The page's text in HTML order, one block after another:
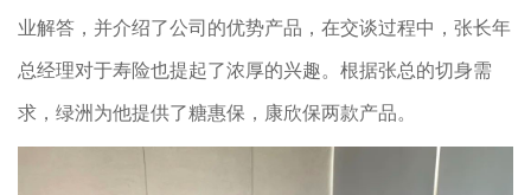
业解答，并介绍了公司的优势产品，在交谈过程中，张长年
总经理对于寿险也提起了浓厚的兴趣。根据张总的切身需
求，绿洲为他提供了糖惠保，康欣保两款产品。